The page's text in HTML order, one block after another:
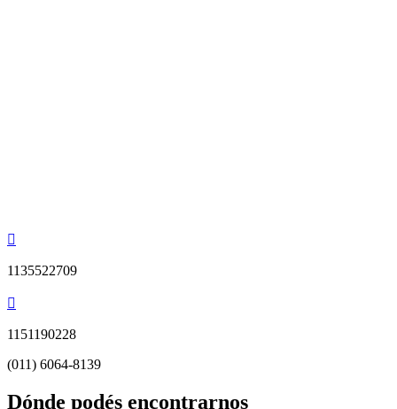
1135522709
1151190228
(011) 6064-8139
Dónde podés encontrarnos